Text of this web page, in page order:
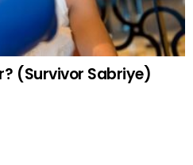
(Survivor Sabriye)